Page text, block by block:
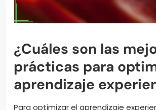
¿Cuáles son las
prácticas para
aprendizaje
Para optimizar el aprendizaje